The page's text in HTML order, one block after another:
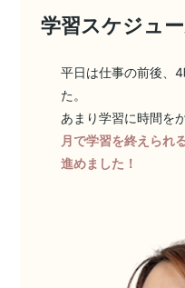
学習スケジュ
平日は仕事の前後、
た。
あまり学習に時間を
月で学習を終えられ
進めました！